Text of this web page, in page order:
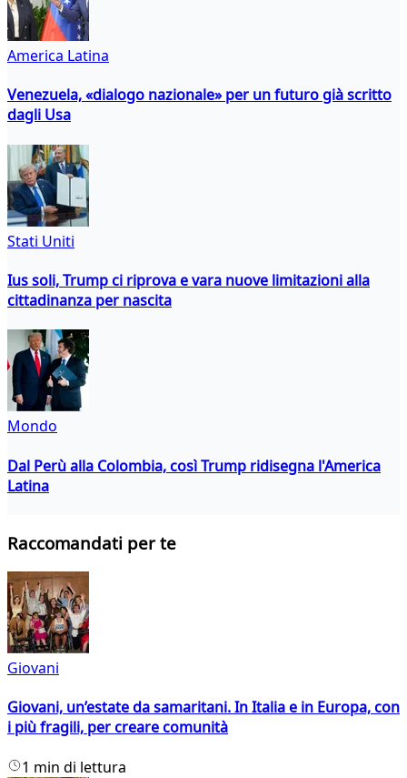
America Latina
Venezuela, «dialogo nazionale» per un futuro già scritto
dagli Usa
Stati Uniti
Ius soli, Trump ci riprova e vara nuove limitazioni alla
cittadinanza per nascita
Mondo
Dal Perù alla Colombia, così Trump ridisegna l'America
Latina
Raccomandati per te
Giovani
Giovani, un’estate da samaritani. In Italia e in Europa, con
i più fragili, per creare comunità
1 min di lettura